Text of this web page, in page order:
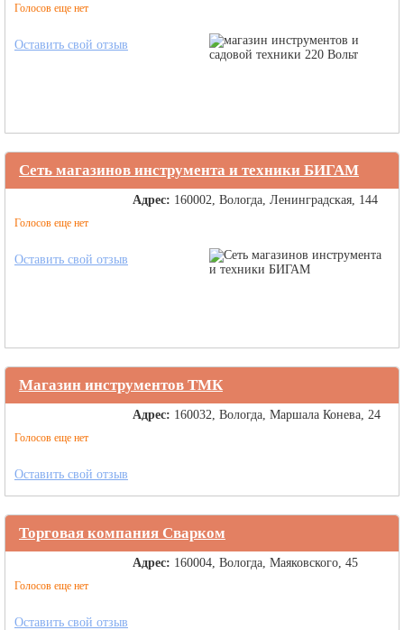
Голосов еще нет
Оставить свой отзыв
Сеть магазинов инструмента и техники БИГАМ
Голосов еще нет
Адрес: 160002, Вологда, Ленинградская, 144
Оставить свой отзыв
Магазин инструментов ТМК
Голосов еще нет
Адрес: 160032, Вологда, Маршала Конева, 24
Оставить свой отзыв
Торговая компания Сварком
Голосов еще нет
Адрес: 160004, Вологда, Маяковского, 45
Оставить свой отзыв